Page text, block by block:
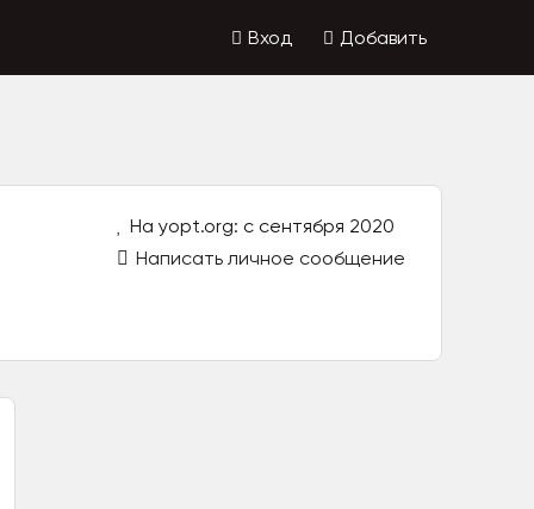
Вход Добавить
На yopt.org: с сентября 2020
Написать личное сообщение